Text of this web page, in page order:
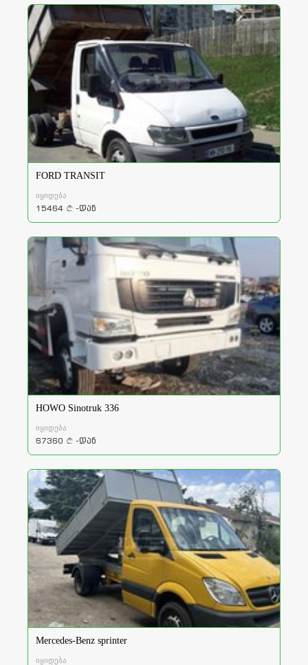
FORD TRANSIT
იყიდება
15464 a -დან
HOWO Sinotruk 336
იყიდება
67360 a -დან
Mercedes-Benz sprinter
იყიდება